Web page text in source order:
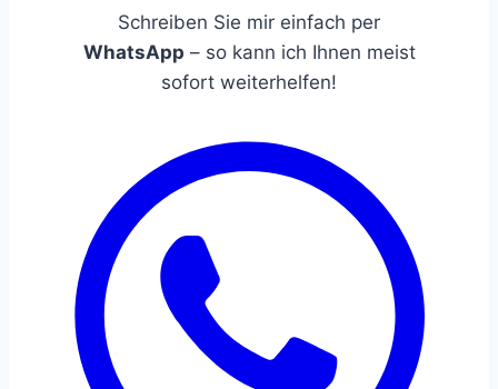
Schreiben Sie mir einfach per
WhatsApp – so kann ich Ihnen meist
sofort weiterhelfen!